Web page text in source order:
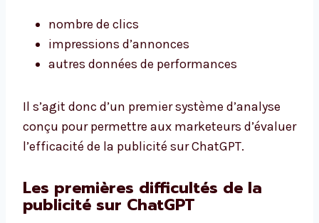
nombre de clics
impressions d’annonces
autres données de performances
Il s’agit donc d’un premier système d’analyse
conçu pour permettre aux marketeurs d’évaluer
l’efficacité de la publicité sur ChatGPT.
Les premières difficultés de la
publicité sur ChatGPT